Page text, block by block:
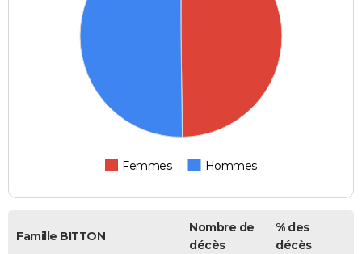
Femmes Hommes
Famille BITTON
Nombre de
décès
% des
décès